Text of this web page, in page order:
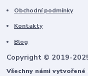
Obchodní podmínky
Kontakty
Blog
Copyright © 2019-
Všechny námi